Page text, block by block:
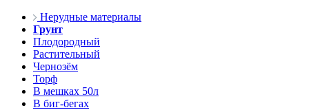
Нерудные материалы
Грунт
Плодородный
Растительный
Чернозём
Торф
В мешках 50л
В биг-бегах